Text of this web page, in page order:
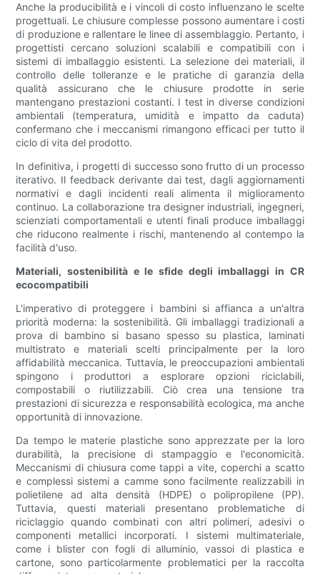
Anche la producibilità e i vincoli di costo influenzano le scelte
progettuali. Le chiusure complesse possono aumentare i costi
di produzione e rallentare le linee di assemblaggio. Pertanto, i
progettisti cercano soluzioni scalabili e compatibili con i
sistemi di imballaggio esistenti. La selezione dei materiali, il
controllo delle tolleranze e le pratiche di garanzia della
qualità assicurano che le chiusure prodotte in serie
mantengano prestazioni costanti. I test in diverse condizioni
ambientali (temperatura, umidità e impatto da caduta)
confermano che i meccanismi rimangono efficaci per tutto il
ciclo di vita del prodotto.
In definitiva, i progetti di successo sono frutto di un processo
iterativo. Il feedback derivante dai test, dagli aggiornamenti
normativi e dagli incidenti reali alimenta il miglioramento
continuo. La collaborazione tra designer industriali, ingegneri,
scienziati comportamentali e utenti finali produce imballaggi
che riducono realmente i rischi, mantenendo al contempo la
facilità d'uso.
Materiali, sostenibilità e le sfide degli imballaggi in CR
ecocompatibili
L'imperativo di proteggere i bambini si affianca a un'altra
priorità moderna: la sostenibilità. Gli imballaggi tradizionali a
prova di bambino si basano spesso su plastica, laminati
multistrato e materiali scelti principalmente per la loro
affidabilità meccanica. Tuttavia, le preoccupazioni ambientali
spingono i produttori a esplorare opzioni riciclabili,
compostabili o riutilizzabili. Ciò crea una tensione tra
prestazioni di sicurezza e responsabilità ecologica, ma anche
opportunità di innovazione.
Da tempo le materie plastiche sono apprezzate per la loro
durabilità, la precisione di stampaggio e l'economicità.
Meccanismi di chiusura come tappi a vite, coperchi a scatto
e complessi sistemi a camme sono facilmente realizzabili in
polietilene ad alta densità (HDPE) o polipropilene (PP).
Tuttavia, questi materiali presentano problematiche di
riciclaggio quando combinati con altri polimeri, adesivi o
componenti metallici incorporati. I sistemi multimateriale,
come i blister con fogli di alluminio, vassoi di plastica e
cartone, sono particolarmente problematici per la raccolta